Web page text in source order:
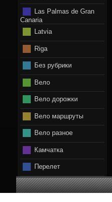
Las Palmas de Gran
Canaria
Latvia
Riga
Без рубрики
Вело
Вело дорожки
Вело маршруты
Вело разное
Камчатка
Перелет